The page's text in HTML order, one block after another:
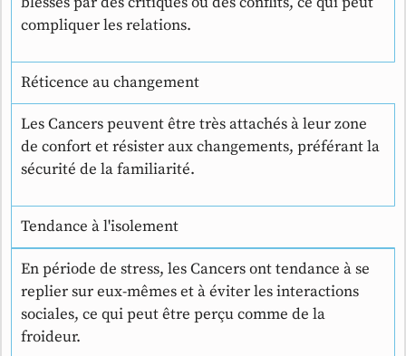
compliquer les relations.
Réticence au changement
Les Cancers peuvent être très attachés à leur zone
de confort et résister aux changements, préférant la
sécurité de la familiarité.
Tendance à l'isolement
En période de stress, les Cancers ont tendance à se
replier sur eux-mêmes et à éviter les interactions
sociales, ce qui peut être perçu comme de la
froideur.